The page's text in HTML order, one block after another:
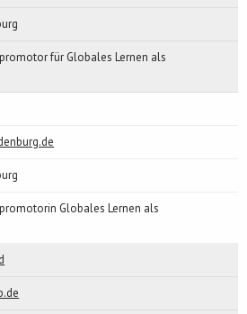
für Globales Lernen als
Globales Lernen als